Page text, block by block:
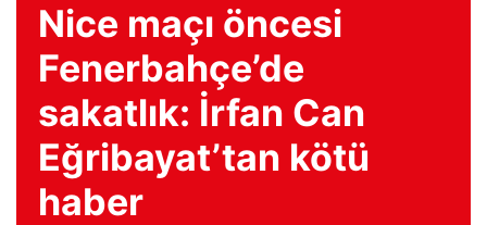
Nice maçı öncesi
Fenerbahçe’de
sakatlık: İrfan Can
Eğribayat’tan kötü
haber